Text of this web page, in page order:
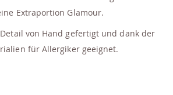
Extraportion Glamour.
von Hand gefertigt und dank der
für Allergiker geeignet.